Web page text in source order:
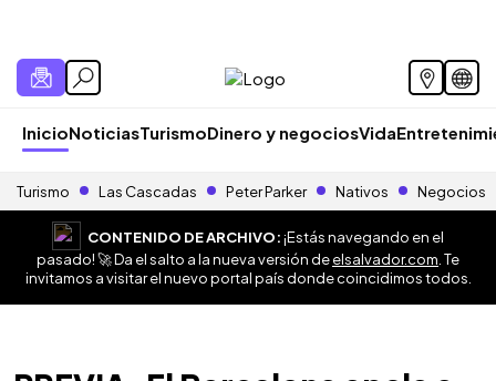
InicioNoticiasTurismoDinero y negociosVida
Turismo Las Cascadas Peter Parker Nativos Negocios
CONTENIDO DE ARCHIVO:¡Estás navegando en el
pasado! 🚀 Da el salto a la nueva versión deelsalvador.com . Te
invitamos a visitar el nuevo portal país donde coincidimos todos.